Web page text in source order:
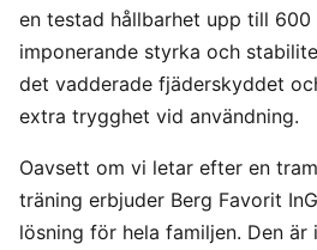
en testad hållbarhet upp till 600
imponerande styrka och
det vadderade fjäderskyddet
extra trygghet vid användning.
Oavsett om vi letar efter en
träning erbjuder Berg Favorit
lösning för hela familjen. Den